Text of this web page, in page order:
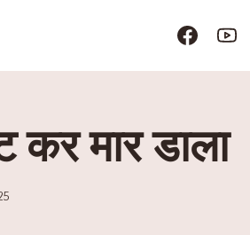
कर मार डाला